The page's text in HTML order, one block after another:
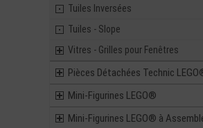
Tuiles Inversées
Tuiles - Slope
Vitres - Grilles pour Fenêtres
Pièces Détachées Technic
Mini-Figurines LEGO®
Mini-Figurines LEGO® à